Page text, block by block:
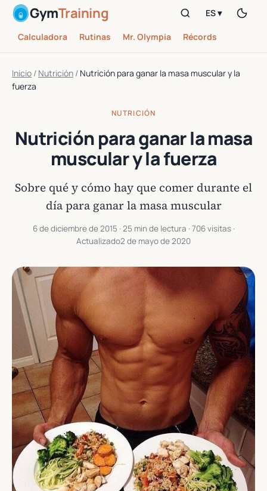
GymTraining
Calculadora Rutinas Mr. Olympia Récords
ES ▾
Inicio / Nutrición / Nutrición para ganar la masa muscular y la
fuerza
NUTRICIÓN
Nutrición para ganar la masa
muscular y la fuerza
Sobre qué y cómo hay que comer durante el
día para ganar la masa muscular
6 de diciembre de 2015 · 25 min de lectura · 706 visitas ·
Actualizado2 de mayo de 2020